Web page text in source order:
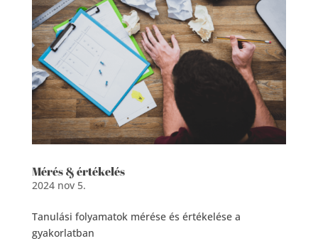
Mérés & értékelés
2024 nov 5.
Tanulási folyamatok mérése és értékelése a
gyakorlatban